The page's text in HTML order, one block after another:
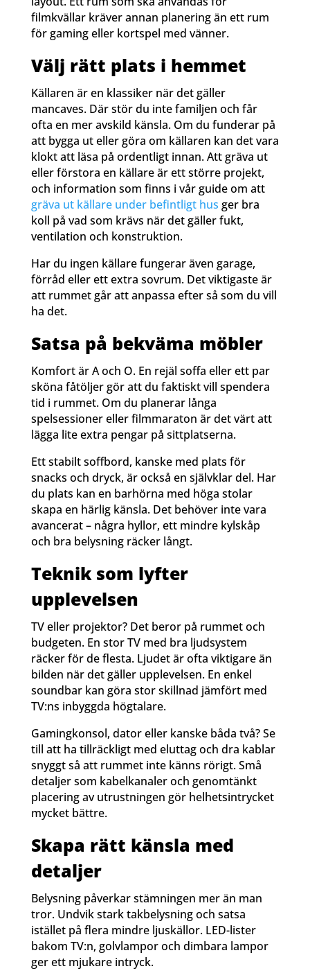
filmkvällar kräver annan planering än ett rum
för gaming eller kortspel med vänner.
Välj rätt plats i hemmet
Källaren är en klassiker när det gäller
mancaves. Där stör du inte familjen och får
ofta en mer avskild känsla. Om du funderar på
att bygga ut eller göra om källaren kan det vara
klokt att läsa på ordentligt innan. Att gräva ut
eller förstora en källare är ett större projekt,
och information som finns i vår guide om att
gräva ut källare under befintligt hus ger bra
koll på vad som krävs när det gäller fukt,
ventilation och konstruktion.
Har du ingen källare fungerar även garage,
förråd eller ett extra sovrum. Det viktigaste är
att rummet går att anpassa efter så som du vill
ha det.
Satsa på bekväma möbler
Komfort är A och O. En rejäl soffa eller ett par
sköna fåtöljer gör att du faktiskt vill spendera
tid i rummet. Om du planerar långa
spelsessioner eller filmmaraton är det värt att
lägga lite extra pengar på sittplatserna.
Ett stabilt soffbord, kanske med plats för
snacks och dryck, är också en självklar del. Har
du plats kan en barhörna med höga stolar
skapa en härlig känsla. Det behöver inte vara
avancerat – några hyllor, ett mindre kylskåp
och bra belysning räcker långt.
Teknik som lyfter
upplevelsen
TV eller projektor? Det beror på rummet och
budgeten. En stor TV med bra ljudsystem
räcker för de flesta. Ljudet är ofta viktigare än
bilden när det gäller upplevelsen. En enkel
soundbar kan göra stor skillnad jämfört med
TV:ns inbyggda högtalare.
Gamingkonsol, dator eller kanske båda två? Se
till att ha tillräckligt med eluttag och dra kablar
snyggt så att rummet inte känns rörigt. Små
detaljer som kabelkanaler och genomtänkt
placering av utrustningen gör helhetsintrycket
mycket bättre.
Skapa rätt känsla med
detaljer
Belysning påverkar stämningen mer än man
tror. Undvik stark takbelysning och satsa
istället på flera mindre ljuskällor. LED-lister
bakom TV:n, golvlampor och dimbara lampor
ger ett mjukare intryck.